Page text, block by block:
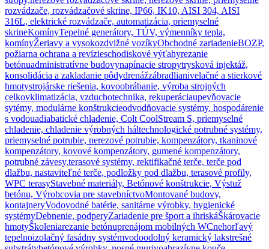
rozvádzače, rozvádzačové skrine, IP66, IK10, AISI 304, AISI
316L, elektrické rozvádzače, automatizácia, priemyselné
skrineKomínyTepelné generátory, TÚV, výmenníky tepla,
komínyŽeriavy a vysokozdvižné vozíkyObchodné zariadenieBOZP,
požiarna ochrana a revízieschodiskové výťahyrezanie
betónuadministratívne budovynapínacie stropytrysková injektáž,
konsolidácia a zakladanie pôdydrenážzábradlianivelačné a stierkové
hmotystrojárske riešenia, kovoobrábanie, výroba strojných
celkovklimatizácia, vzduchotechnika, rekuperáciaupevňovacie
sytémy, modulárne konštrukcieodvodňovacie systémy. hospodárenie
s vodouadiabatické chladenie, Colt CoolStream S, priemyselné
chladenie, chladenie výrobných háltechnologické potrubné systémy,
priemyselné potrubie, nerezové potrubie, kompenzátory, tkaninové
kompenzátory, kovové kompenzátory, gumené kompenzátory,
potrubné závesy,terasové systémy, rektifikačné terče, terče pod
dlažbu, nastaviteľné terče, podložky pod dlažbu, terasové profily,
WPC terasyStavebné materiály, Betónové konštrukcie, Výstuž
betónu, Výrobcovia pre stavebníctvoMontované budovy,
kontajneryVodovodné batérie, sanitárne výrobky, hygienické
systémyDebnenie, podperyZariadenie pre šport a ihriskáŠkárovacie
hmotyŠkoleniarezanie betónuprenájom mobilných WCnehorľavý
tepelnoizolačný fasádny systémvodoodolný keramický lakstrešné